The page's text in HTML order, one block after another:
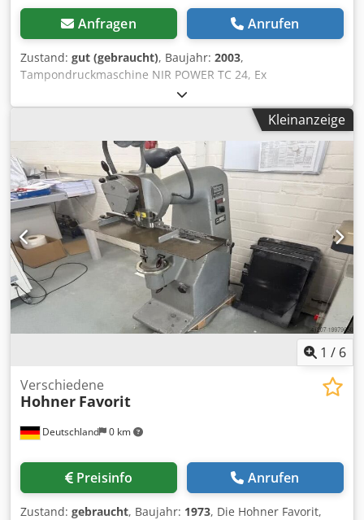
Anfragen Anrufen
Zustand: gut (gebraucht), Baujahr: 2003,
Tampondruckmaschine NIR POWER TC 24, Ex
Durchlauftrockner für lösemittelhaltige Lacke Baujahr:
2003 Crodpfx Asd Ai Hksl Def Preis: 1.900 Euro
Kleinanzeige
1 / 6
Deutschland 0 km
Verschiedene
Hohner Favorit
Preisinfo Anrufen
Zustand: gebraucht, Baujahr: 1973, Die Hohner Favorit,